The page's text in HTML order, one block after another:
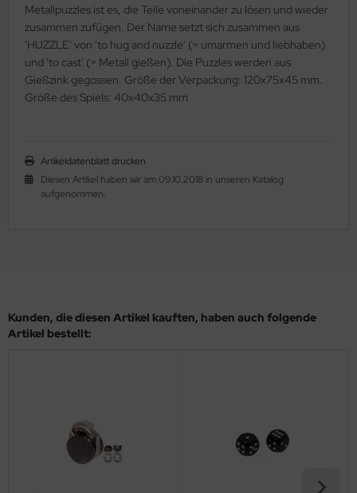
Metallpuzzles ist es, die Teile voneinander zu lösen und wieder
zusammen zufügen. Der Name setzt sich zusammen aus
'HUZZLE' von 'to hug and nuzzle' (= umarmen und liebhaben)
und 'to cast' (= Metall gießen). Die Puzzles werden aus
Gießzink gegossen. Größe der Verpackung: 120x75x45 mm.
Größe des Spiels: 40x40x35 mm
Artikeldatenblatt drucken
Diesen Artikel haben wir am 09.10.2018 in unseren Katalog
aufgenommen.
Kunden, die diesen Artikel kauften, haben auch folgende
Artikel bestellt: